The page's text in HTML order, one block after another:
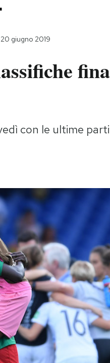
giugno 2019
con le ultime